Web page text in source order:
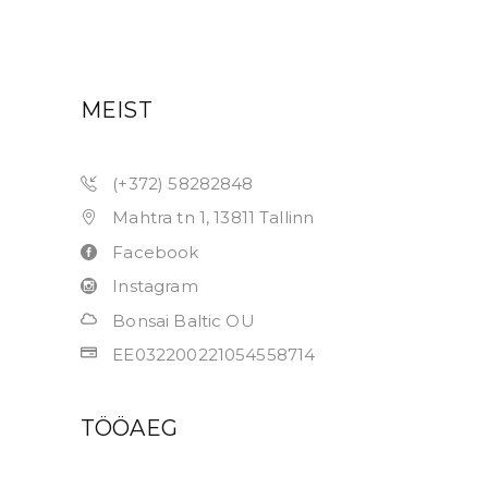
MEIST
(+372) 58282848
Mahtra tn 1, 13811 Tallinn
Facebook
Instagram
Bonsai Baltic OU
EE032200221054558714
TÖÖAEG